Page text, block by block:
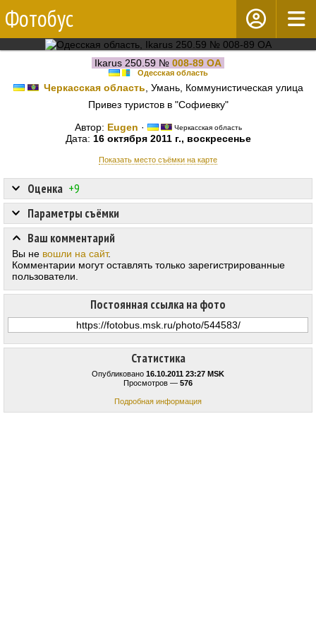
Фотобус
Ikarus 250.59 № 008-89 ОА
Одесская область
Черкасская область , Умань, Коммунистическая улица
Привез туристов в "Софиевку"
Автор: Eugen · Черкасская область
Дата: 16 октября 2011 г., воскресенье
Показать место съёмки на карте
Статистика
Опубликовано 16.10.2011 23:27 MSK
Просмотров — 576
Подробная информация
Оценка +9
Постоянная ссылка на фото
Параметры съёмки
Ваш комментарий
Вы не вошли на сайт.
Комментарии могут оставлять только зарегистрированные
пользователи.